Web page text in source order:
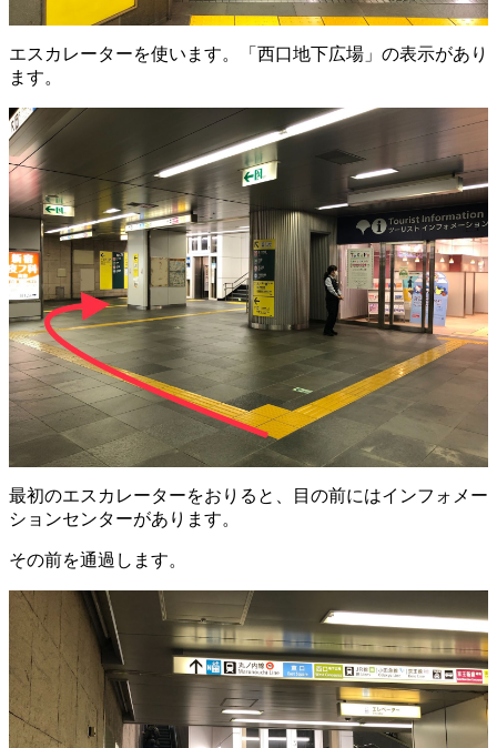
エスカレーターを使います。「西口地下広場」の表示があり
ます。
最初のエスカレーターをおりると、目の前にはインフォメー
ションセンターがあります。
その前を通過します。